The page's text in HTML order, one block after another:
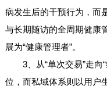
病发生后的干预行为，而
与长期随访的全周期健康
展为“健康管理者”。
3、从“单次交易”走向“
位，而私域体系则以用户